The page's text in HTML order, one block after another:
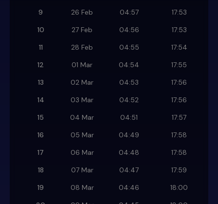
9
26 Feb 04:57
17:53
10
27 Feb 04:56
17:53
11
28 Feb 04:55
17:54
12
01 Mar 04:54
17:55
13
02 Mar 04:53
17:56
14
03 Mar 04:52
17:56
15
04 Mar 04:51
17:57
16
05 Mar 04:49
17:58
17
06 Mar 04:48
17:58
18
07 Mar 04:47
17:59
19
08 Mar 04:46
18:00